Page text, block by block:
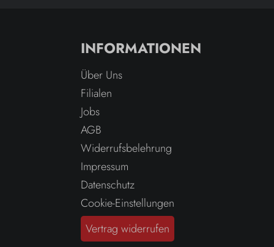
INFORMATIONEN
Über Uns
Filialen
Jobs
AGB
Widerrufsbelehrung
Impressum
Datenschutz
Cookie-Einstellungen
Vertrag widerrufen